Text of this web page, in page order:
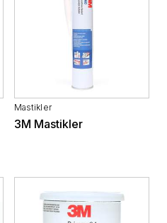
Mastikler
3M Mastikler